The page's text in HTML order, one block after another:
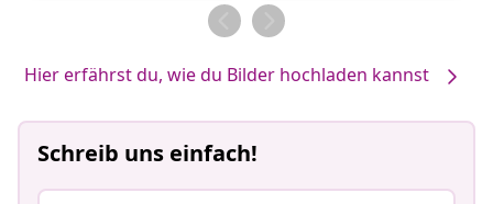
von
Hier erfährst du, wie du Bilder hochladen kannst
Schreib uns einfach!